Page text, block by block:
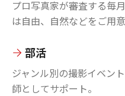
プロ写真家が審査する毎
は自由、自然などをご用意
部活
ジャンル別の撮影イベン
師としてサポート。